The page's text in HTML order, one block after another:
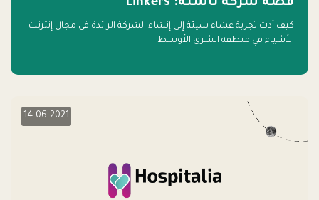
كيف أدت تجربة عشاء سيئة إلى إنشاء الشركة الرائدة في مجال إنترنت
الأشياء في منطقة الشرق الأوسط
14-06-2021